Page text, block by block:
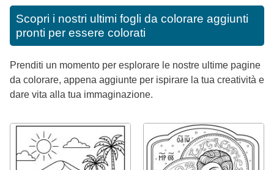
Scopri i nostri ultimi fogli da colorare aggiunti
pronti per essere colorati
Prenditi un momento per esplorare le nostre ultime pagine
da colorare, appena aggiunte per ispirare la tua creatività e
dare vita alla tua immaginazione.